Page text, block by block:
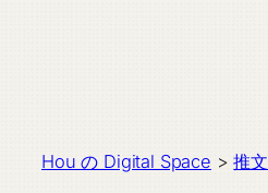
Hou の Digital Space >推文